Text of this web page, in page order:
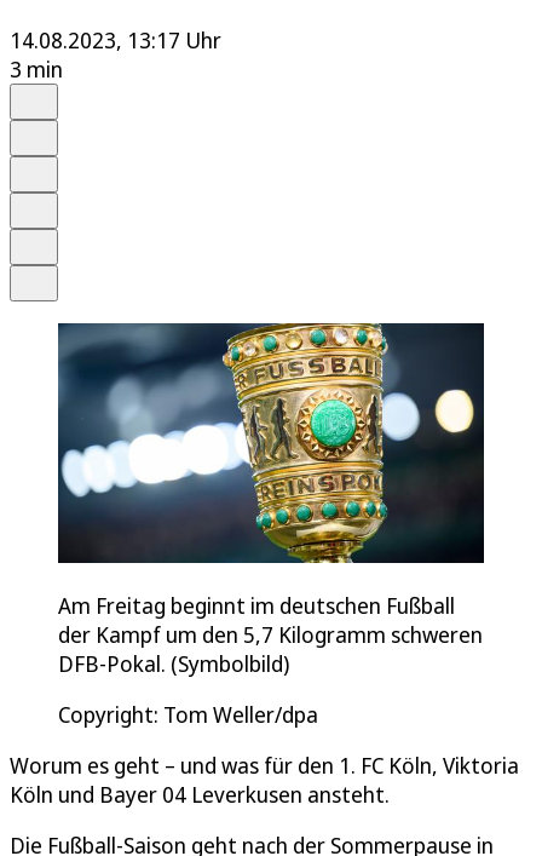
14.08.2023, 13:17 Uhr
3 min
Am Freitag beginnt im deutschen Fußball
der Kampf um den 5,7 Kilogramm schweren
DFB-Pokal. (Symbolbild)
Copyright: Tom Weller/dpa
Worum es geht – und was für den 1. FC Köln, Viktoria
Köln und Bayer 04 Leverkusen ansteht.
Die Fußball-Saison geht nach der Sommerpause in